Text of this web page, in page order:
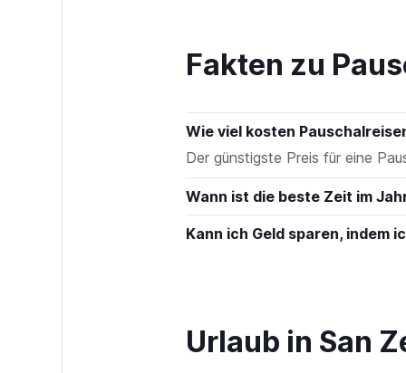
Fakten zu
Wie viel kosten
Der günstigste Preis für eine
Wann ist die beste Zeit im
Kann ich Geld sparen, indem
Urlaub in San